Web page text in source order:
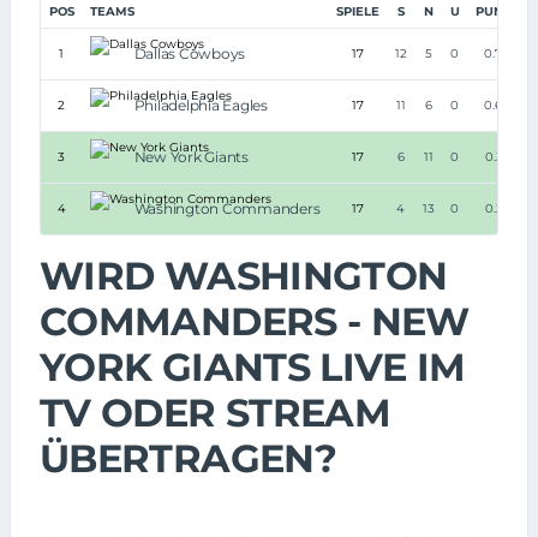
POS TEAMS SPIELE S N U PUNKTE
1 Dallas Cowboys 17 12 5 0 0.706
2 Philadelphia Eagles 17 11 6 0 0.647
3 New York Giants 17 6 11 0 0.353
4 Washington Commanders 17 4 13 0 0.235
WIRD WASHINGTON
COMMANDERS - NEW
YORK GIANTS LIVE IM
TV ODER STREAM
ÜBERTRAGEN?